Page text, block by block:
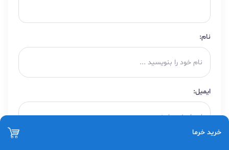
خرید خرما
نام:
ایمیل: